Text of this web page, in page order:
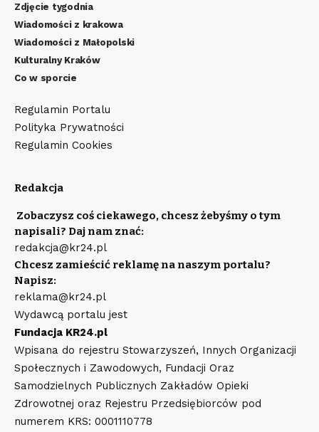
Zdjęcie tygodnia
Wiadomości z krakowa
Wiadomości z Małopolski
Kulturalny Kraków
Co w sporcie
Regulamin Portalu
Polityka Prywatności
Regulamin Cookies
Redakcja
Zobaczysz coś ciekawego, chcesz żebyśmy o tym
napisali? Daj nam znać:
redakcja@kr24.pl
Chcesz zamieścić reklamę na naszym portalu?
Napisz:
reklama@kr24.pl
Wydawcą portalu jest
Fundacja KR24.pl
Wpisana do rejestru Stowarzyszeń, Innych Organizacji
Społecznych i Zawodowych, Fundacji Oraz
Samodzielnych Publicznych Zakładów Opieki
Zdrowotnej oraz Rejestru Przedsiębiorców pod
numerem KRS: 0001110778